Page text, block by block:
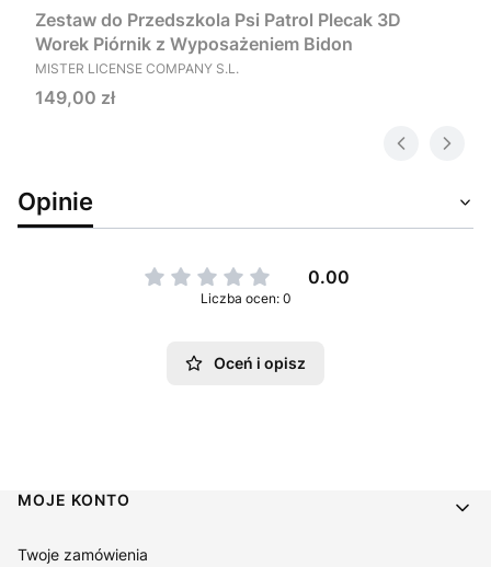
Zestaw do Przedszkola Psi Patrol Plecak 3D
Worek Piórnik z Wyposażeniem Bidon
PRODUCENT
MISTER LICENSE COMPANY S.L.
Cena
149,00 zł
Opinie
0.00
Liczba ocen: 0
Oceń i opisz
Linki w stopce
MOJE KONTO
Twoje zamówienia